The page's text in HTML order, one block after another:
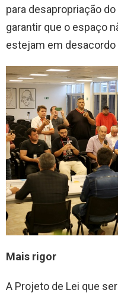
para desapropriação
garantir que o espaço
estejam em
Mais rigor
A Projeto de Lei que